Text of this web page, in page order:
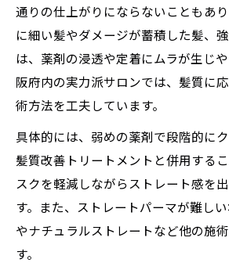
通りの仕上がりにならないこともあ
に細い髪やダメージが蓄積した髪、
は、薬剤の浸透や定着にムラが生じ
阪府内の実力派サロンでは、髪質に
術方法を工夫しています。
具体的には、弱めの薬剤で段階的にク
髪質改善トリートメントと併用する
スクを軽減しながらストレート感を
す。また、ストレートパーマが難し
やナチュラルストレートなど他の施
す。